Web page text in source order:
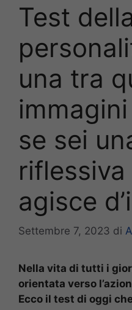
Test
una tra
se sei
agisce
Settembre 7, 2023 di
Nella vita di tutti i
orientata verso
Ecco il test di oggi